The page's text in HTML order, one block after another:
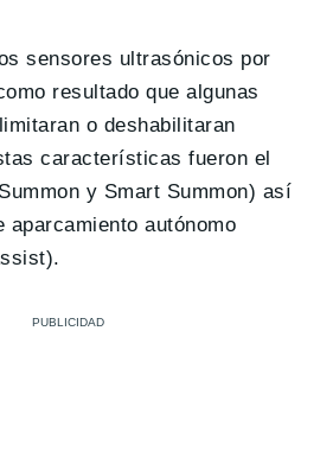
sensores ultrasónicos por
resultado que algunas
o deshabilitaran
características fueron el
y Smart Summon) así
aparcamiento autónomo